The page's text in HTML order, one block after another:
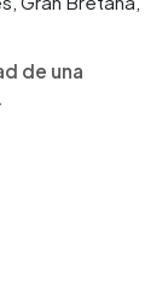
de una